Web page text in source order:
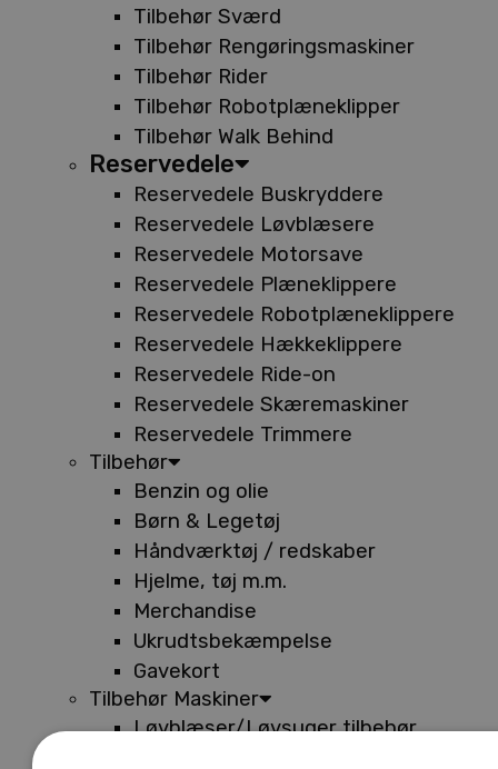
Tilbehør Sværd
Tilbehør Rengøringsmaskiner
Tilbehør Rider
Tilbehør Robotplæneklipper
Tilbehør Walk Behind
Reservedele
Reservedele Buskryddere
Reservedele Løvblæsere
Reservedele Motorsave
Reservedele Plæneklippere
Reservedele Robotplæneklippere
Reservedele Hækkeklippere
Reservedele Ride-on
Reservedele Skæremaskiner
Reservedele Trimmere
Tilbehør
Benzin og olie
Børn & Legetøj
Håndværktøj / redskaber
Hjelme, tøj m.m.
Merchandise
Ukrudtsbekæmpelse
Gavekort
Tilbehør Maskiner
Løvblæser/Løvsuger tilbehør